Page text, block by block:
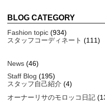
BLOG CATEGORY
Fashion topic (934)
スタッフコーディネート (111)
News (46)
Staff Blog (195)
スタッフ自己紹介 (4)
オーナーリサのモロッコ日記